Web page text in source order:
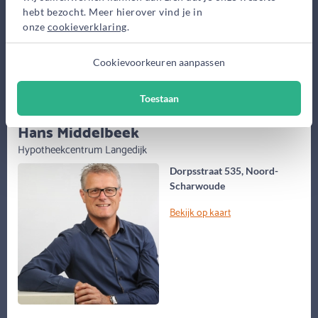
hebt bezocht. Meer hierover vind je in
onze cookieverklaring.
Cookievoorkeuren aanpassen
Toestaan
Maak gratis afspraak
Meer informatie
Dorpsstraat 535, Noord-
Scharwoude
Bekijk op kaart
(58 jaar)
Hans Middelbeek
Hypotheekcentrum Langedijk